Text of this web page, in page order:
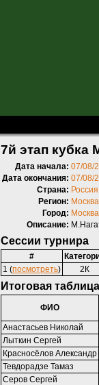
7й этап кубка
Дата начала: 07/08/
Дата окончания: 07/08/
Страна: Россия
Регион:
Город: Москва
Описание:
Сессии турнира
#
1 (посмотреть) 2К
Итоговая таблица
ФИО
Анастасьев Николай
Лыткин Сергей
Красносёлов Александр
Тевдорадзе Тамаз
Серов Сергей